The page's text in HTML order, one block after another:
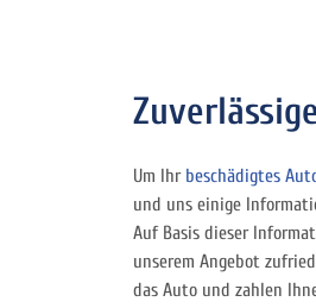
Um Ihr beschädigtes
und uns einige
Auf Basis dieser
unserem Angebot
das Auto und zahlen